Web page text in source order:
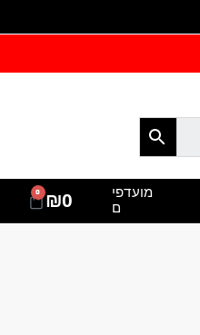
מועדפי
ם
₪0
0